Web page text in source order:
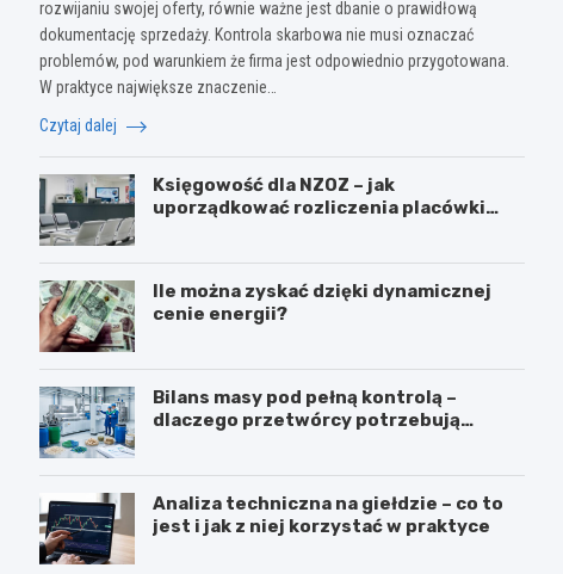
rozwijaniu swojej oferty, równie ważne jest dbanie o prawidłową
dokumentację sprzedaży. Kontrola skarbowa nie musi oznaczać
problemów, pod warunkiem że firma jest odpowiednio przygotowana.
W praktyce największe znaczenie…
Czytaj dalej
Księgowość dla NZOZ – jak
uporządkować rozliczenia placówki
Ile można zyskać dzięki dynamicznej
cenie energii?
Bilans masy pod pełną kontrolą –
dlaczego przetwórcy potrzebują
Analiza techniczna na giełdzie – co to
jest i jak z niej korzystać w praktyce